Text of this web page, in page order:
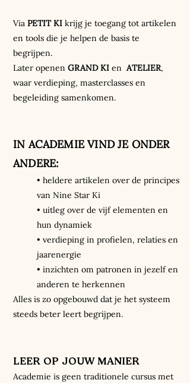
Via PETIT KI krijg je toegang tot artikelen
en tools die je helpen de basis te
begrijpen. ​
Later openen GRAND KI en ATELIER,
waar verdieping, masterclasses en
begeleiding samenkomen.
IN ACADEMIE VIND JE ONDER
ANDERE:
• heldere artikelen over de principes
van Nine Star Ki
• uitleg over de vijf elementen en
hun dynamiek
• verdieping in profielen, relaties en
jaarenergie
• inzichten om patronen in jezelf en
anderen te herkennen
Alles is zo opgebouwd dat je het systeem
steeds beter leert begrijpen.
LEER OP JOUW MANIER
Academie is geen traditionele cursus met